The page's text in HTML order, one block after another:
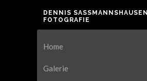
DENNIS SASSMANNSHAUSEN F
OTOGRAFIE
Home
Galerie